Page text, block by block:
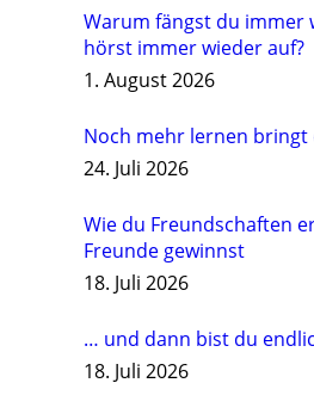
Warum fängst du immer
hörst immer wieder auf?
1. August 2026
Noch mehr lernen
24. Juli 2026
Wie du Freundschaften
Freunde gewinnst
18. Juli 2026
… und dann bist du
18. Juli 2026